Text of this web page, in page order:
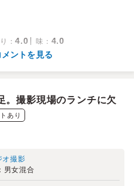
：4.0 味 ： 4.0
ントを見る
。撮影現場のランチに欠
あり
オ撮影
男女混合